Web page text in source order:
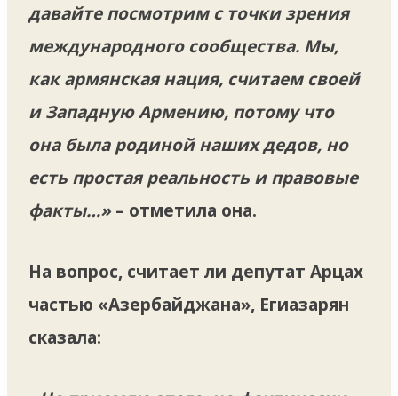
давайте посмотрим с точки зрения
международного сообщества. Мы,
как армянская нация, считаем своей
и Западную Армению, потому что
она была родиной наших дедов, но
есть простая реальность и правовые
факты…» – отметила она.
На вопрос, считает ли депутат Арцах
частью «Азербайджана», Егиазарян
сказала: